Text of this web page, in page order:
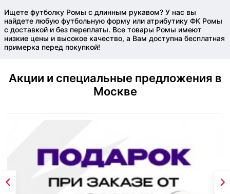
Ищете футболку Ромы с длинным рукавом? У нас вы
найдете любую футбольную форму или атрибутику ФК Ромы
с доставкой и без переплаты. Все товары Ромы имеют
низкие цены и высокое качество, а Вам доступна бесплатная
примерка перед покупкой!
Акции и специальные предложения в
Москве